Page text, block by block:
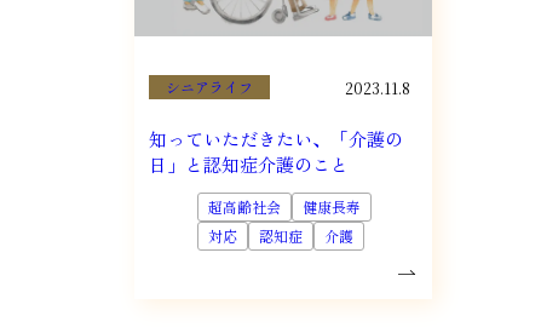
シニアライフ 2023.11.8
知っていただきたい、「介護の
日」と認知症介護のこと
超高齢社会
健康長寿
対応
認知症 介護